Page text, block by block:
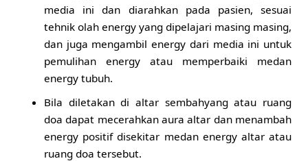
media ini dan diarahkan pada pasien, sesuai
tehnik olah energy yang dipelajari masing masing,
dan juga mengambil energy dari media ini untuk
pemulihan energy atau memperbaiki medan
energy tubuh.
Bila diletakan di altar sembahyang atau ruang
doa dapat mecerahkan aura altar dan menambah
energy positif disekitar medan energy altar atau
ruang doa tersebut.